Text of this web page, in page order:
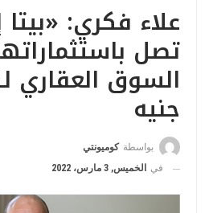
علاء فكري:
تصل
جنيه
بواسطة كوميونتي
في
الخميس, 3 مارس، 2022